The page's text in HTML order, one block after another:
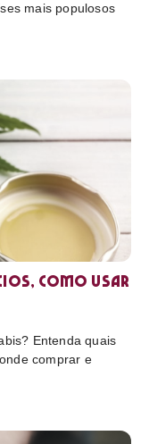
mais populosos
como usar
Entenda quais
comprar e